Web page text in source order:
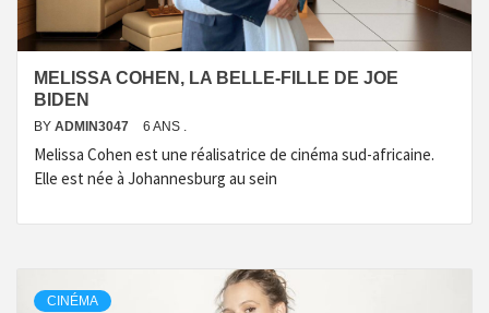
MELISSA COHEN, LA BELLE-FILLE DE JOE
BIDEN
BY ADMIN3047 6 ANS .
Melissa Cohen est une réalisatrice de cinéma sud-africaine.
Elle est née à Johannesburg au sein
CINÉMA